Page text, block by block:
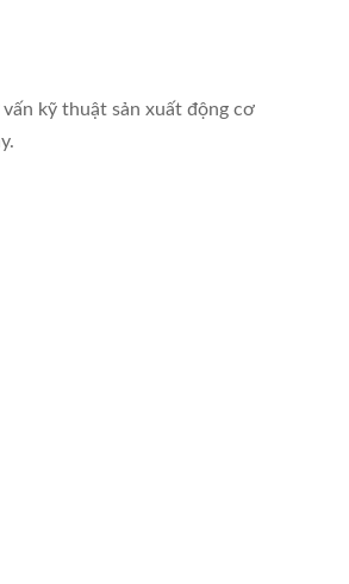
kỹ thuật sản xuất động cơ